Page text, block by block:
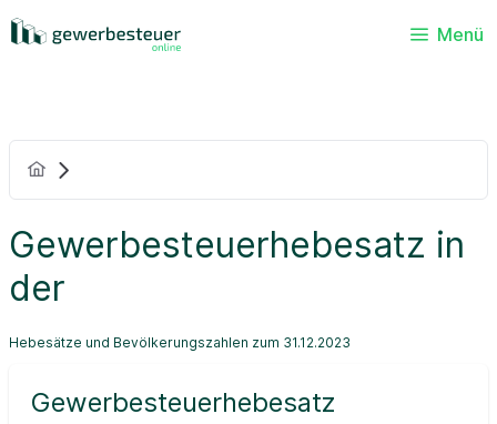
Menü
Gewerbesteuerhebesatz in
der
Hebesätze und Bevölkerungszahlen zum 31.12.2023
Gewerbesteuerhebesatz